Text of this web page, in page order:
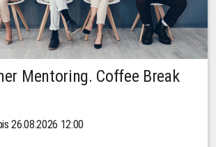
Mentoring. Coffee Break
26.08.2026 12:00